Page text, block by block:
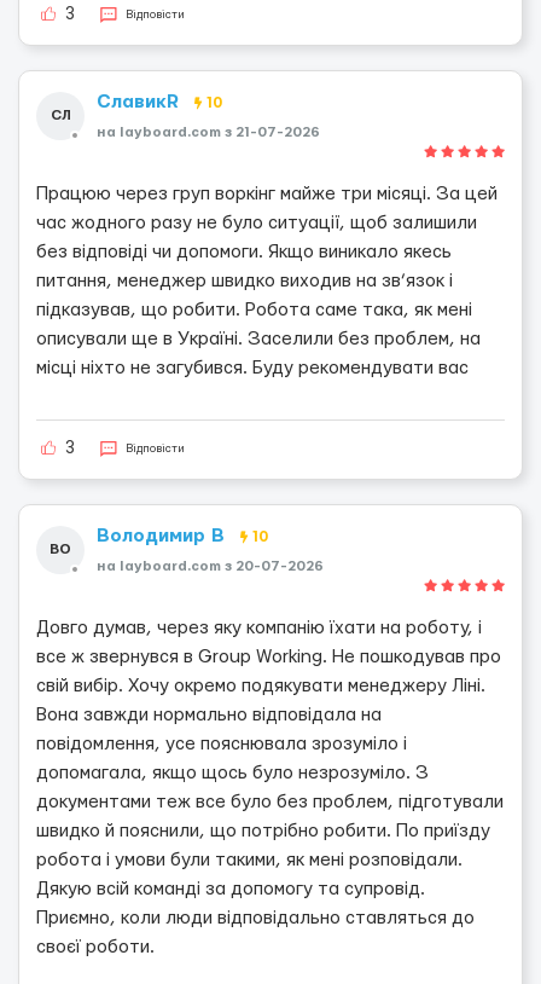
3 Відповісти
СЛ
СлавикR 10
на layboard.com з 21-07-2026
Працюю через груп воркінг майже три місяці. За цей
час жодного разу не було ситуації, щоб залишили
без відповіді чи допомоги. Якщо виникало якесь
питання, менеджер швидко виходив на зв’язок і
підказував, що робити. Робота саме така, як мені
описували ще в Україні. Заселили без проблем, на
місці ніхто не загубився. Буду рекомендувати вас
3 Відповісти
ВО
Володимир В 10
на layboard.com з 20-07-2026
Довго думав, через яку компанію їхати на роботу, і
все ж звернувся в Group Working. Не пошкодував про
свій вибір. Хочу окремо подякувати менеджеру Ліні.
Вона завжди нормально відповідала на
повідомлення, усе пояснювала зрозуміло і
допомагала, якщо щось було незрозуміло. З
документами теж все було без проблем, підготували
швидко й пояснили, що потрібно робити. По приїзду
робота і умови були такими, як мені розповідали.
Дякую всій команді за допомогу та супровід.
Приємно, коли люди відповідально ставляться до
своєї роботи.